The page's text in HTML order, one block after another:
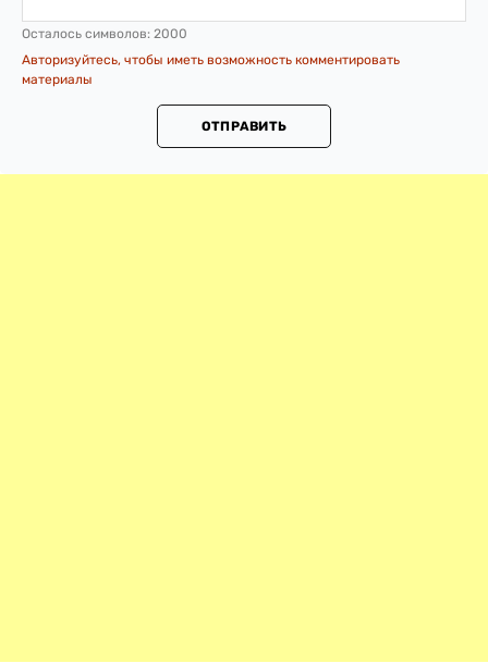
Осталось символов: 2000
Авторизуйтесь, чтобы иметь возможность комментировать
материалы
ОТПРАВИТЬ